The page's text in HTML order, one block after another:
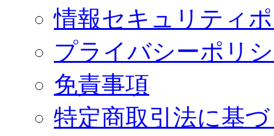
情報セキュリティ
プライバシーポリ
免責事項
特定商取引法に基